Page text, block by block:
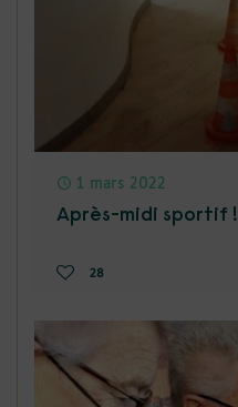
1 mars 2022
Après-midi sportif !
28